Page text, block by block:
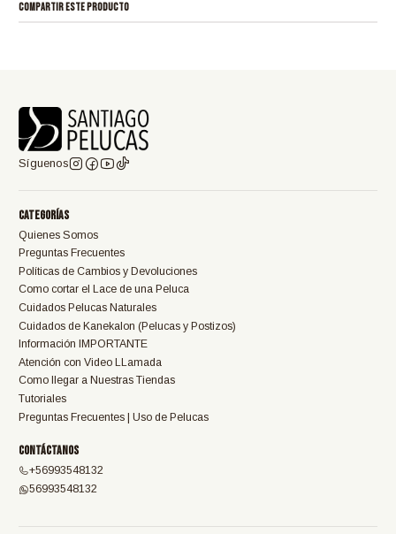
COMPARTIR ESTE PRODUCTO
Síguenos
Categorías
Quienes Somos
Preguntas Frecuentes
Políticas de Cambios y Devoluciones
Como cortar el Lace de una Peluca
Cuidados Pelucas Naturales
Cuidados de Kanekalon (Pelucas y Postizos)
Información IMPORTANTE
Atención con Video LLamada
Como llegar a Nuestras Tiendas
Tutoriales
Preguntas Frecuentes | Uso de Pelucas
Contáctanos
+56993548132
56993548132